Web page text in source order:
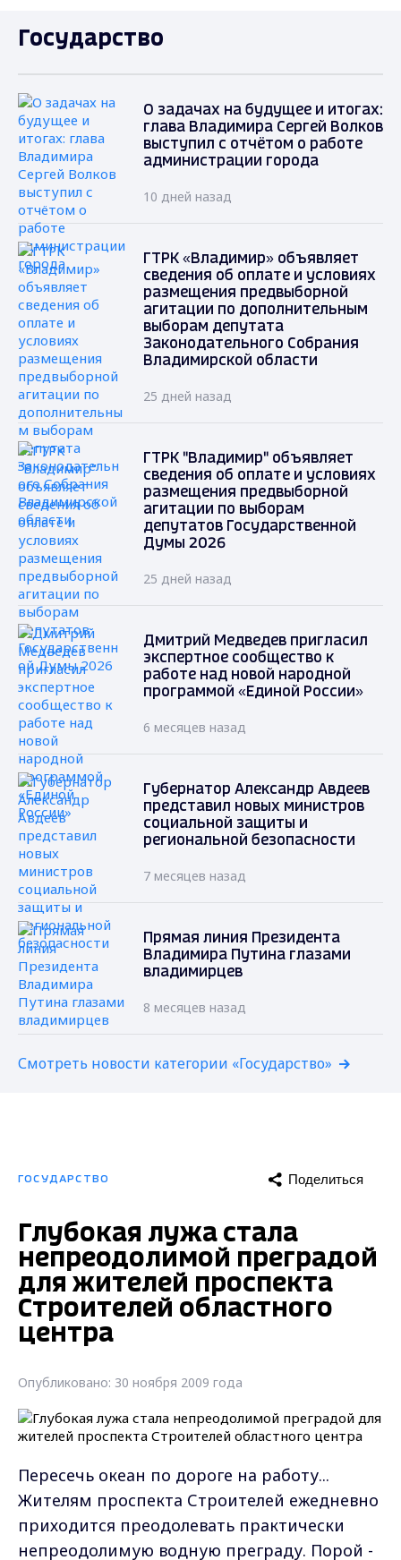
Государство
О задачах на будущее и итогах:
глава Владимира Сергей Волков
выступил с отчётом о работе
администрации города
10 дней назад
ГТРК «Владимир» объявляет
сведения об оплате и условиях
размещения предвыборной
агитации по дополнительным
выборам депутата
Законодательного Собрания
Владимирской области
25 дней назад
ГТРК "Владимир" объявляет
сведения об оплате и условиях
размещения предвыборной
агитации по выборам
депутатов Государственной
Думы 2026
25 дней назад
Дмитрий Медведев пригласил
экспертное сообщество к
работе над новой народной
программой «Единой России»
6 месяцев назад
Губернатор Александр Авдеев
представил новых министров
социальной защиты и
региональной безопасности
7 месяцев назад
Прямая линия Президента
Владимира Путина глазами
владимирцев
8 месяцев назад
Смотреть новости категории «Государство»
ГОСУДАРСТВО Поделиться
Глубокая лужа стала
непреодолимой преградой
для жителей проспекта
Строителей областного
центра
Опубликовано: 30 ноября 2009 года
Пересечь океан по дороге на работу...
Жителям проспекта Строителей ежедневно
приходится преодолевать практически
непреодолимую водную преграду. Порой -